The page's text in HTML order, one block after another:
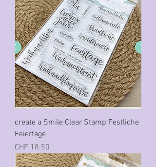
create a Smile Clear Stamp Festliche
Feiertage
Preis
CHF 18.50